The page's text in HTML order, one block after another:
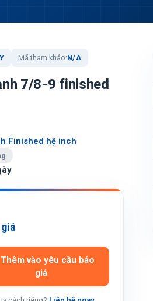
Mã tham khảo:N/A
7/8-9 finished
Finished hệ inch
Thêm vào yêu cầu báo
giá